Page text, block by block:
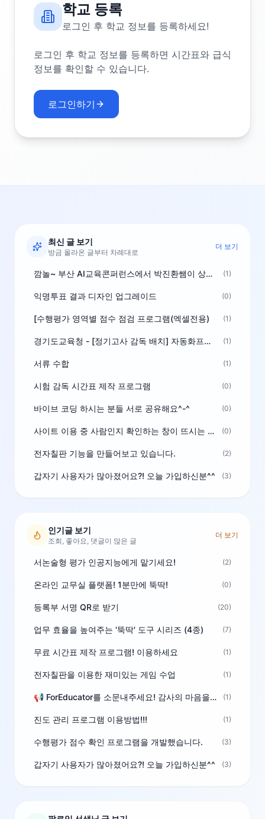
학교 등록
로그인 후 학교 정보를 등록하세요!
로그인 후 학교 정보를 등록하면 시간표와 급식
정보를 확인할 수 있습니다.
로그인하기
최신 글 보기
방금 올라온 글부터 차례대로
더 보기
깜놀~ 부산 AI교육콘퍼런스에서 박진환쌤이 상받으려 나오셨네요~ ^^ (1)
익명투표 결과 디자인 업그레이드 (0)
[수행평가 영역별 점수 점검 프로그램(엑셀전용) (1)
경기도교육청 - [정기고사 감독 배치] 자동화프로그램 보급 (1)
서류 수합 (1)
시험 감독 시간표 제작 프로그램 (0)
바이브 코딩 하시는 분들 서로 공유해요^-^ (0)
사이트 이용 중 사람인지 확인하는 창이 뜨시는 분은 알려주세요 (0)
전자칠판 기능을 만들어보고 있습니다. (2)
갑자기 사용자가 많아졌어요?! 오늘 가입하신분^^ (3)
인기글 보기
조회, 좋아요, 댓글이 많은 글
더 보기
서논술형 평가 인공지능에게 맡기세요! (2)
온라인 교무실 플랫폼! 1분만에 뚝딱! (0)
등록부 서명 QR로 받기 (20)
업무 효율을 높여주는 '뚝딱' 도구 시리즈 (4종) (7)
무료 시간표 제작 프로그램! 이용하세요 (1)
전자칠판을 이용한 재미있는 게임 수업 (1)
📢 ForEducator를 소문내주세요! 감사의 마음을 담은 포인트 선물 (1)
진도 관리 프로그램 이용방법!!! (1)
수행평가 점수 확인 프로그램을 개발했습니다. (3)
갑자기 사용자가 많아졌어요?! 오늘 가입하신분^^ (3)